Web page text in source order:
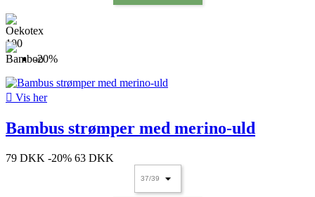
-20%
 Vis her
Bambus strømper med merino-uld
79 DKK -20% 63 DKK